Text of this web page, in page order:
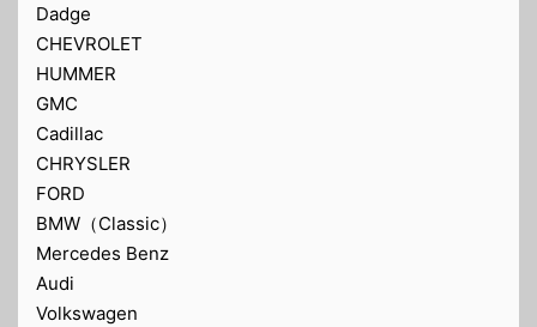
Dadge
CHEVROLET
HUMMER
GMC
Cadillac
CHRYSLER
FORD
BMW（Classic）
Mercedes Benz
Audi
Volkswagen